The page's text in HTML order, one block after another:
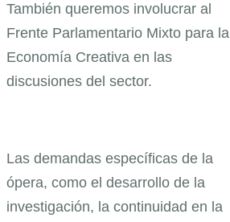
También queremos involucrar al
Frente Parlamentario Mixto para la
Economía Creativa en las
discusiones del sector.
Las demandas específicas de la
ópera, como el desarrollo de la
investigación, la continuidad en la